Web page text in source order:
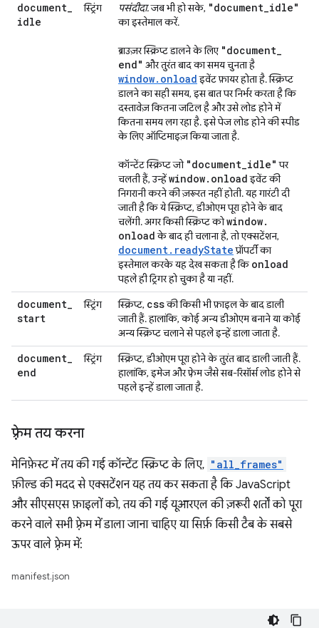
document_
idle
स्ट्रिंग पसंदीदा.जब भी हो सके, "document_idle"
का इस्तेमाल करें.
ब्राउज़र स्क्रिप्ट डालने के लिए "document_
end" और तुरंत बाद का समय चुनता है
window.onloadइवेंट फ़ायर होता है. स्क्रिप्ट
डालने का सही समय, इस बात पर निर्भर करता है कि
दस्तावेज़ कितना जटिल है और उसे लोड होने में
कितना समय लग रहा है. इसे पेज लोड होने की स्पीड
के लिए ऑप्टिमाइज़ किया जाता है.
कॉन्टेंट स्क्रिप्ट जो "document_idle" पर
चलती हैं, उन्हेंwindow. onloadइवेंट की
निगरानी करने की ज़रूरत नहीं होती. यह गारंटी दी
जाती है कि ये स्क्रिप्ट, डीओएम पूरा होने के बाद
चलेंगी. अगर किसी स्क्रिप्ट कोwindow.
onloadके बाद ही चलाना है, तो एक्सटेंशन,
document.readyStateप्रॉपर्टी का
इस्तेमाल करके यह देख सकता है कि onload
पहले ही ट्रिगर हो चुका है या नहीं.
document_
start
स्ट्रिंग स्क्रिप्ट, cssकी किसी भी फ़ाइल के बाद डाली
जाती हैं. हालांकि, कोई अन्य डीओएम बनाने या कोई
अन्य स्क्रिप्ट चलाने से पहले इन्हें डाला जाता है.
document_
end
स्ट्रिंग
स्क्रिप्ट, डीओएम पूरा होने के तुरंत बाद डाली जाती हैं.
हालांकि, इमेज और फ़्रेम जैसे सब-रिसॉर्स लोड होने से
पहले इन्हें डाला जाता है.
फ़्रेम तय करना
मेनिफ़ेस्ट में तय की गई कॉन्टेंट स्क्रिप्ट के लिए, "all_frames"
फ़ील्ड की मदद से एक्सटेंशन यह तय कर सकता है कि JavaScript
और सीएसएस फ़ाइलों को, तय की गई यूआरएल की ज़रूरी शर्तों को पूरा
करने वाले सभी फ़्रेम में डाला जाना चाहिए या सिर्फ़ किसी टैब के सबसे
ऊपर वाले फ़्रेम में:
manifest.json